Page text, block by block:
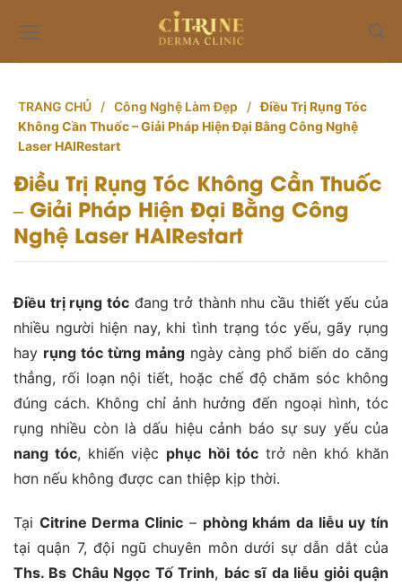
content
TRANG CHỦ / Công Nghệ Làm Đẹp / Điều Trị Rụng Tóc
Không Cần Thuốc – Giải Pháp Hiện Đại Bằng Công Nghệ
Laser HAIRestart
Điều Trị Rụng Tóc Không Cần Thuốc
– Giải Pháp Hiện Đại Bằng Công
Nghệ Laser HAIRestart
Điều trị rụng tócđang trở thành nhu cầu thiết yếu của
nhiều người hiện nay, khi tình trạng tóc yếu, gãy rụng
hay rụng tóc từng mảngngày càng phổ biến do căng
thẳng, rối loạn nội tiết, hoặc chế độ chăm sóc không
đúng cách. Không chỉ ảnh hưởng đến ngoại hình, tóc
rụng nhiều còn là dấu hiệu cảnh báo sự suy yếu của
nang tóc, khiến việc phục hồi tóctrở nên khó khăn
hơn nếu không được can thiệp kịp thời.
Tại Citrine Derma Clinic – phòng khám da liễu uy tín
tại quận 7, đội ngũ chuyên môn dưới sự dẫn dắt của
Ths. Bs Châu Ngọc Tố Trinh, bác sĩ da liễu giỏi quận